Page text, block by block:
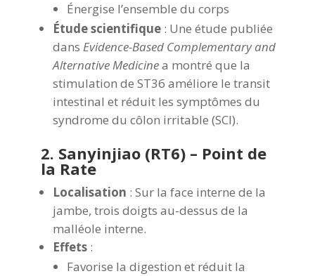
Énergise l’ensemble du corps
Étude scientifique: Une étude publiée
dans Evidence-Based Complementary and
Alternative Medicinea montré que la
stimulation de ST36 améliore le transit
intestinal et réduit les symptômes du
syndrome du côlon irritable (SCI).
2. Sanyinjiao (RT6) – Point de
la Rate
Localisation : Sur la face interne de la
jambe, trois doigts au-dessus de la
malléole interne.
Effets:
Favorise la digestion et réduit la